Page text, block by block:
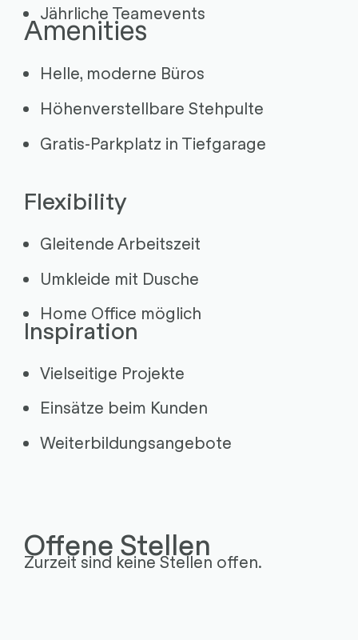
Jährliche Teamevents
Amenities
Helle, moderne Büros
Höhenverstellbare Stehpulte
Gratis-Parkplatz in Tiefgarage
Flexibility
Gleitende Arbeitszeit
Umkleide mit Dusche
Home Office möglich
Inspiration
Vielseitige Projekte
Einsätze beim Kunden
Weiterbildungsangebote
Offene Stellen
Zurzeit sind keine Stellen offen.